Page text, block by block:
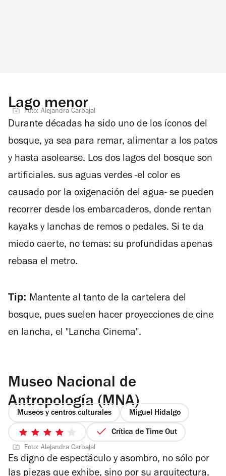
Lago menor
Foto: Alejandra Carbajal
Durante décadas ha sido uno de los íconos del
bosque, ya sea para remar, alimentar a los patos
y hasta asolearse. Los dos lagos del bosque son
artificiales. sus aguas verdes -el color es
causado por la oxigenación del agua- se pueden
recorrer desde los embarcaderos, donde rentan
kayaks y lanchas de remos o pedales. Si te da
miedo caerte, no temas: su profundidas apenas
rebasa el metro.
Tip: Mantente al tanto de la cartelera del
bosque, pues suelen hacer proyecciones de cine
en lancha, el "Lancha Cinema".
Museo Nacional de
Antropología (MNA)
Museos y centros culturales Miguel Hidalgo
4
de
5
estrellas
Crítica de Time Out
Foto: Alejandra Carbajal
Es digno de espectáculo y asombro, no sólo por
las piezas que exhibe, sino por su arquitectura.